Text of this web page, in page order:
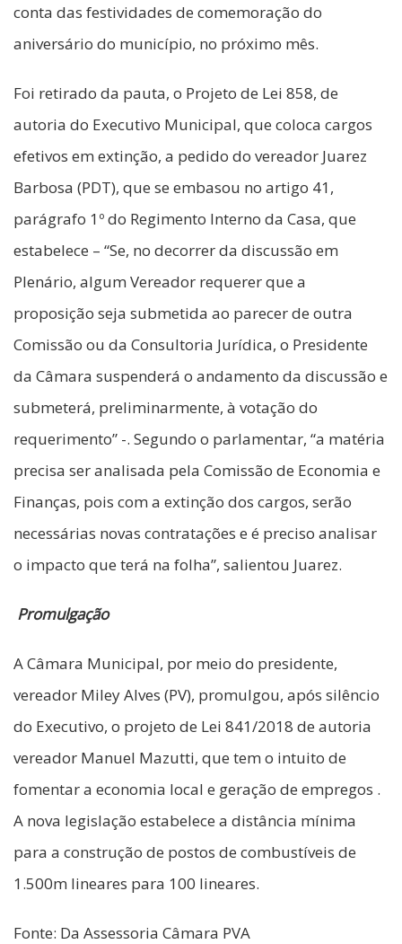
conta das festividades de comemoração do
aniversário do município, no próximo mês.
Foi retirado da pauta, o Projeto de Lei 858, de
autoria do Executivo Municipal, que coloca cargos
efetivos em extinção, a pedido do vereador Juarez
Barbosa (PDT), que se embasou no artigo 41,
parágrafo 1º do Regimento Interno da Casa, que
estabelece – “Se, no decorrer da discussão em
Plenário, algum Vereador requerer que a
proposição seja submetida ao parecer de outra
Comissão ou da Consultoria Jurídica, o Presidente
da Câmara suspenderá o andamento da discussão e
submeterá, preliminarmente, à votação do
requerimento” -. Segundo o parlamentar, “a matéria
precisa ser analisada pela Comissão de Economia e
Finanças, pois com a extinção dos cargos, serão
necessárias novas contratações e é preciso analisar
o impacto que terá na folha”, salientou Juarez.
Promulgação
A Câmara Municipal, por meio do presidente,
vereador Miley Alves (PV), promulgou, após silêncio
do Executivo, o projeto de Lei 841/2018 de autoria
vereador Manuel Mazutti, que tem o intuito de
fomentar a economia local e geração de empregos .
A nova legislação estabelece a distância mínima
para a construção de postos de combustíveis de
1.500m lineares para 100 lineares.
Fonte: Da Assessoria Câmara PVA